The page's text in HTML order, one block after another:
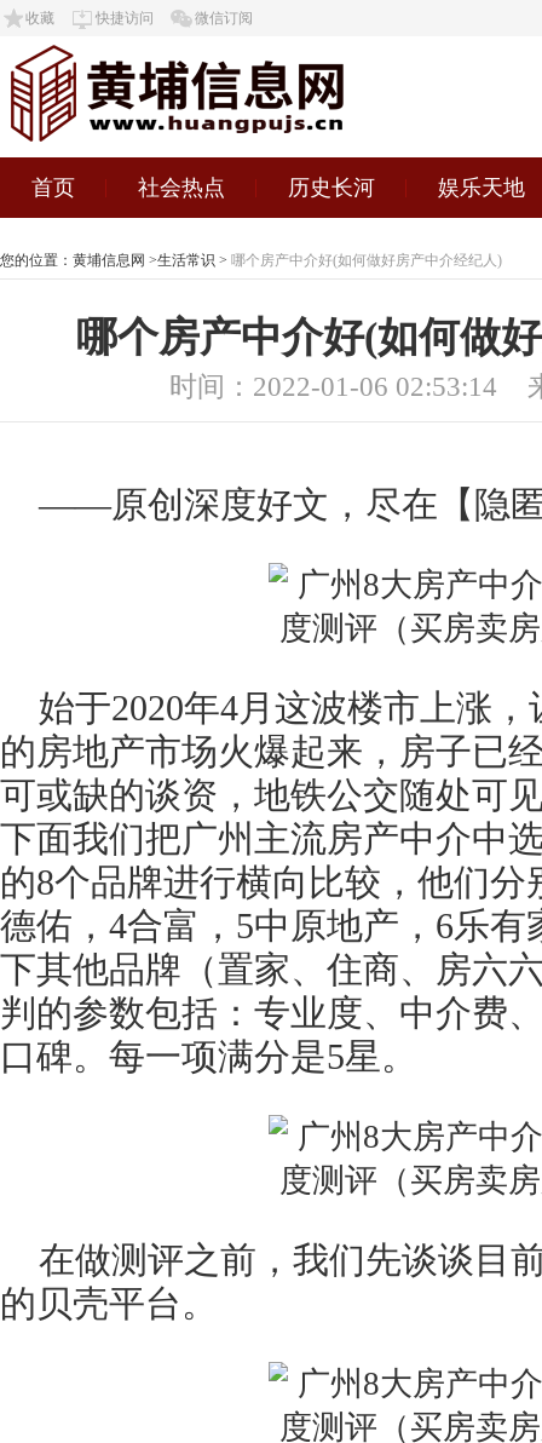
收藏 快捷访问 微信订阅
首页 社会热点 历史长河 娱乐天地
您的位置： 黄埔信息网 >生活常识 > 哪个房产中介好(如何做好房产中介经纪人)
哪个房产中介好(如何做
时间：2022-01-06 02:53:14
——原创深度好文，尽在【隐
始于2020年4月这波楼市上涨
的房地产市场火爆起来，房子已
可或缺的谈资，地铁公交随处可
下面我们把广州主流房产中介中
的8个品牌进行横向比较，他们分
德佑，4合富，5中原地产，6乐
下其他品牌（置家、住商、房六
判的参数包括：专业度、中介费
口碑。每一项满分是5星。
在做测评之前，我们先谈谈目
的贝壳平台。